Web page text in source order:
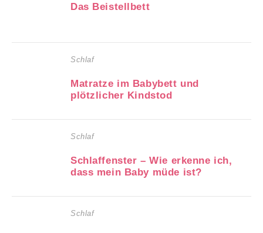
Das Beistellbett
Schlaf
Matratze im Babybett und
plötzlicher Kindstod
Schlaf
Schlaffenster – Wie erkenne ich,
dass mein Baby müde ist?
Schlaf